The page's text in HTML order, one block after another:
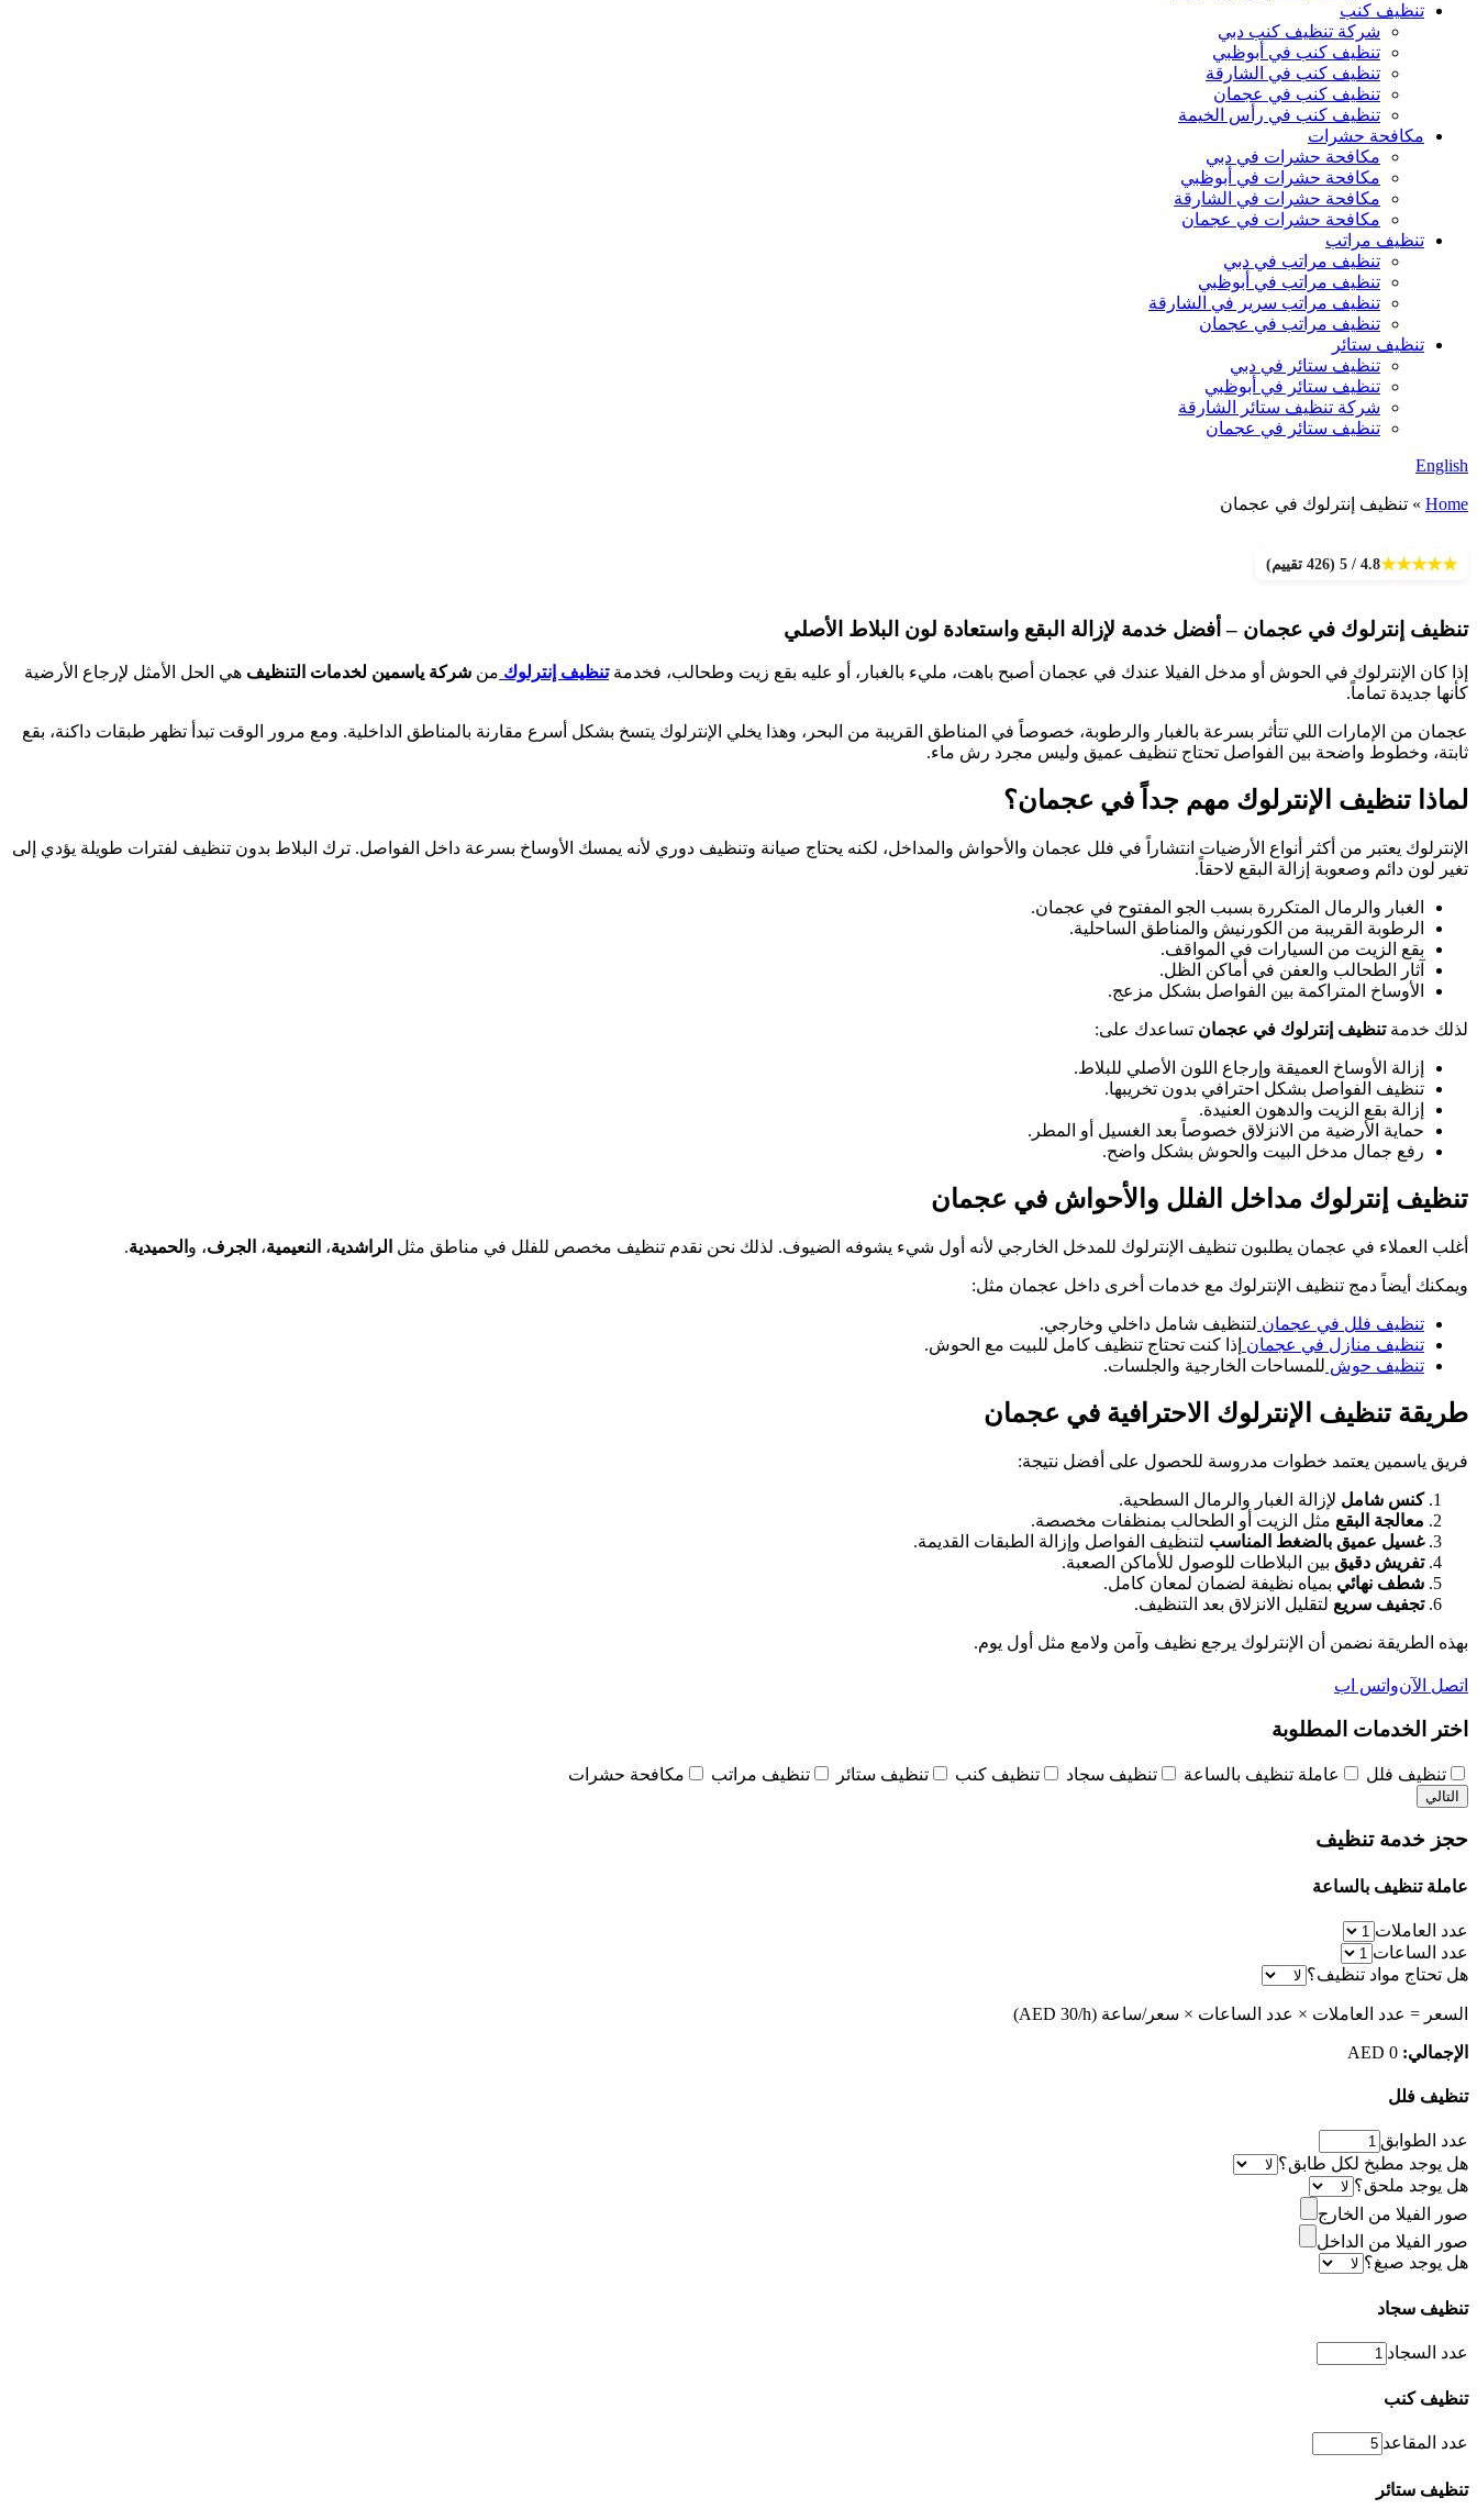
تنظيف كنب
شركة تنظيف كنب دبي
تنظيف كنب في أبوظبي
تنظيف كنب في الشارقة
تنظيف كنب في عجمان
تنظيف كنب في رأس الخيمة
مكافحة حشرات
مكافحة حشرات في دبي
مكافحة حشرات في أبوظبي
مكافحة حشرات في الشارقة
مكافحة حشرات في عجمان
تنظيف مراتب
تنظيف مراتب في دبي
تنظيف مراتب في أبوظبي
تنظيف مراتب سرير في الشارقة
تنظيف مراتب في عجمان
تنظيف ستائر
تنظيف ستائر في دبي
تنظيف ستائر في أبوظبي
شركة تنظيف ستائر الشارقة
تنظيف ستائر في عجمان
English
Home
» تنظيف إنترلوك في عجمان
★
★
★
★
★4.8 / 5 (426 تقييم)
تنظيف إنترلوك في عجمان – أفضل خدمة لإزالة البقع واستعادة لون البلاط الأصلي
إذا كان الإنترلوك في الحوش أو مدخل الفيلا عندك في عجمان أصبح باهت، مليء بالغبار، أو عليه بقع زيت وطحالب، فخدمةتنظيف إنترلوك من شركة ياسمين لخدمات التنظيف هي الحل الأمثل لإرجاع الأرضية
كأنها جديدة تماماً.
عجمان من الإمارات اللي تتأثر بسرعة بالغبار والرطوبة، خصوصاً في المناطق القريبة من البحر، وهذا يخلي الإنترلوك يتسخ بشكل أسرع مقارنة بالمناطق الداخلية. ومع مرور الوقت تبدأ تظهر طبقات داكنة، بقع
ثابتة، وخطوط واضحة بين الفواصل تحتاج تنظيف عميق وليس مجرد رش ماء.
لماذا تنظيف الإنترلوك مهم جداً في عجمان؟
الإنترلوك يعتبر من أكثر أنواع الأرضيات انتشاراً في فلل عجمان والأحواش والمداخل، لكنه يحتاج صيانة وتنظيف دوري لأنه يمسك الأوساخ بسرعة داخل الفواصل. ترك البلاط بدون تنظيف لفترات طويلة يؤدي إلى
تغير لون دائم وصعوبة إزالة البقع لاحقاً.
الغبار والرمال المتكررة بسبب الجو المفتوح في عجمان.
الرطوبة القريبة من الكورنيش والمناطق الساحلية.
بقع الزيت من السيارات في المواقف.
آثار الطحالب والعفن في أماكن الظل.
الأوساخ المتراكمة بين الفواصل بشكل مزعج.
لذلك خدمةتنظيف إنترلوك في عجمان تساعدك على:
إزالة الأوساخ العميقة وإرجاع اللون الأصلي للبلاط.
تنظيف الفواصل بشكل احترافي بدون تخريبها.
إزالة بقع الزيت والدهون العنيدة.
حماية الأرضية من الانزلاق خصوصاً بعد الغسيل أو المطر.
رفع جمال مدخل البيت والحوش بشكل واضح.
تنظيف إنترلوك مداخل الفلل والأحواش في عجمان
أغلب العملاء في عجمان يطلبون تنظيف الإنترلوك للمدخل الخارجي لأنه أول شيء يشوفه الضيوف. لذلك نحن نقدم تنظيف مخصص للفلل في مناطق مثل الراشدية، النعيمية، الجرف، و الحميدية.
ويمكنك أيضاً دمج تنظيف الإنترلوك مع خدمات أخرى داخل عجمان مثل:
تنظيف فلل في عجمان لتنظيف شامل داخلي وخارجي.
تنظيف منازل في عجمان إذا كنت تحتاج تنظيف كامل للبيت مع الحوش.
تنظيف حوش للمساحات الخارجية والجلسات.
طريقة تنظيف الإنترلوك الاحترافية في عجمان
فريق ياسمين يعتمد خطوات مدروسة للحصول على أفضل نتيجة:
كنس شامل لإزالة الغبار والرمال السطحية.
معالجة البقع مثل الزيت أو الطحالب بمنظفات مخصصة.
غسيل عميق بالضغط المناسب لتنظيف الفواصل وإزالة الطبقات القديمة.
تفريش دقيق بين البلاطات للوصول للأماكن الصعبة.
شطف نهائي بمياه نظيفة لضمان لمعان كامل.
تجفيف سريع لتقليل الانزلاق بعد التنظيف.
بهذه الطريقة نضمن أن الإنترلوك يرجع نظيف وآمن ولامع مثل أول يوم.
اتصل الآنواتس اب
اختر الخدمات المطلوبة
تنظيف فلل عاملة تنظيف بالساعة تنظيف سجاد تنظيف كنب تنظيف ستائر تنظيف مراتب مكافحة حشرات
التالي
حجز خدمة تنظيف
عاملة تنظيف بالساعة
عدد العاملات
عدد الساعات
هل تحتاج مواد تنظيف؟
السعر = عدد العاملات × عدد الساعات × سعر/ساعة (AED 30/h)
الإجمالي: 0
تنظيف فلل
عدد الطوابق
هل يوجد مطبخ لكل طابق؟
هل يوجد ملحق؟
صور الفيلا من الخارج
صور الفيلا من الداخل
هل يوجد صبغ؟
تنظيف سجاد
عدد السجاد
تنظيف كنب
عدد المقاعد
تنظيف ستائر